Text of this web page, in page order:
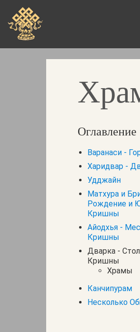
main
content
Оглавление
Варанаси -
Харидвар -
Удджайн
Матхура и
Рождение и
Кришны
Айодхья -
Кришны
Дварка -
Кришны
Храмы
Канчипурам
Несколько